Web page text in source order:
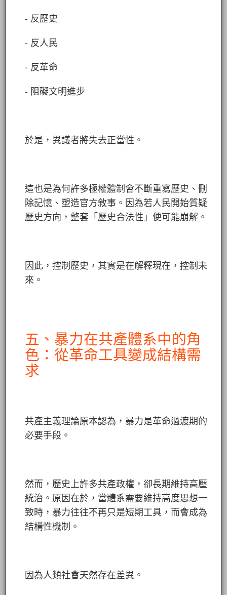
- 反歷史
- 反人民
- 反革命
- 阻礙文明進步
於是，異議者將失去正當性。
這也是為何許多極權體制會不斷重寫歷史、刪
除記憶、塑造官方敘事。因為若人民開始質疑
歷史方向，整套「歷史合法性」便可能崩解。
因此，控制歷史，其實是在解釋現在，控制未
來。
五、暴力在共產體系中的角
色：從革命工具變成結構需
求
共產主義理論原本認為，暴力是革命過渡期的
必要手段。
然而，歷史上許多共產政權，卻長期維持高壓
統治。原因在於，當體系需要維持高度思想一
致時，暴力往往不再只是短期工具，而會成為
結構性機制。
因為人類社會天然存在差異。